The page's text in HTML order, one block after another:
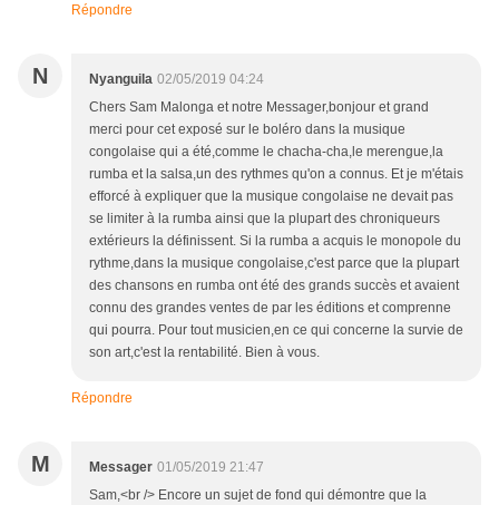
Répondre
N Nyanguila 02/05/2019 04:24
Chers Sam Malonga et notre Messager,bonjour et grand
merci pour cet exposé sur le boléro dans la musique
congolaise qui a été,comme le chacha-cha,le merengue,la
rumba et la salsa,un des rythmes qu'on a connus. Et je m'étais
efforcé à expliquer que la musique congolaise ne devait pas
se limiter à la rumba ainsi que la plupart des chroniqueurs
extérieurs la définissent. Si la rumba a acquis le monopole du
rythme,dans la musique congolaise,c'est parce que la plupart
des chansons en rumba ont été des grands succès et avaient
connu des grandes ventes de par les éditions et comprenne
qui pourra. Pour tout musicien,en ce qui concerne la survie de
son art,c'est la rentabilité. Bien à vous.
Répondre
M Messager 01/05/2019 21:47
Sam,<br /> Encore un sujet de fond qui démontre que la